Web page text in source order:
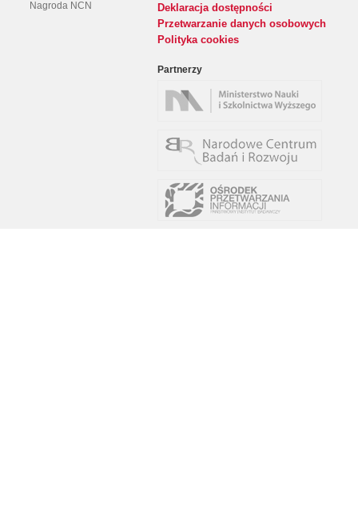
Nagroda NCN
Deklaracja dostępności
Przetwarzanie danych osobowych
Polityka cookies
Partnerzy